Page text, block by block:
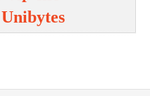
Unibytes